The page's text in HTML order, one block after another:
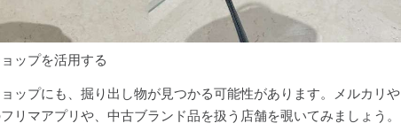
ップを活用する
ップにも、掘り出し物が見つかる可能性があります。メルカリや
リマアプリや、中古ブランド品を扱う店舗を覗いてみましょう。